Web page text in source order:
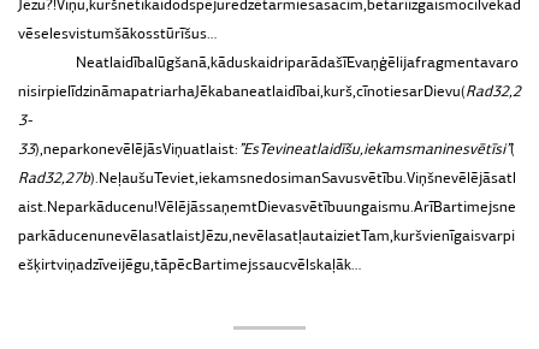
Jēzu?!Viņu,kuršnetikaidodspējuredzētarmiesasacīm,betarīizgaismocilvēkad
vēselesvistumšākosstūrīšus…
Neatlaidībalūgšanā,kāduskaidriparādašīEvaņģēlijafragmentavaro
nisirpielīdzināmapatriarhaJēkabaneatlaidībai,kurš,cīnotiesarDievu(Rad32,2
3-
33),neparkonevēlējāsViņuatlaist:”EsTevineatlaidīšu,iekamsmaninesvētīsi”(
Rad32,27b).NeļaušuTeviet,iekamsnedosimanSavusvētību.Viņšnevēlējāsatl
aist.Neparkāducenu!VēlējāssaņemtDievasvētībuungaismu.ArīBartimejsne
parkāducenunevēlasatlaistJēzu,nevēlasatļautaizietTam,kuršvienīgaisvarpi
ešķirtviņadzīveijēgu,tāpēcBartimejssaucvēlskaļāk…